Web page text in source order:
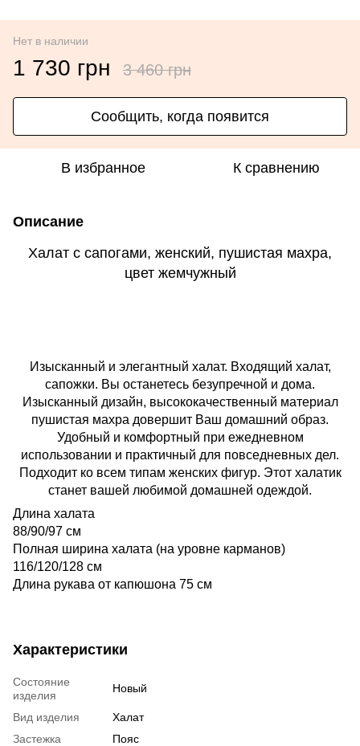
Нет в наличии
1 730 грн 3 460 грн
Сообщить, когда появится
В избранное К сравнению
Описание
Халат с сапогами, женский, пушистая махра,
цвет жемчужный
Изысканный и элегантный халат. Входящий халат,
сапожки. Вы останетесь безупречной и дома.
Изысканный дизайн, высококачественный материал
пушистая махра довершит Ваш домашний образ.
Удобный и комфортный при ежедневном
использовании и практичный для повседневных дел.
Подходит ко всем типам женских фигур. Этот халатик
станет вашей любимой домашней одеждой.
Длина халата
88/90/97 см
Полная ширина халата (на уровне карманов)
116/120/128 см
Длина рукава от капюшона 75 см
Характеристики
Состояние
изделия
Новый
Вид изделия
Халат
Застежка
Пояс